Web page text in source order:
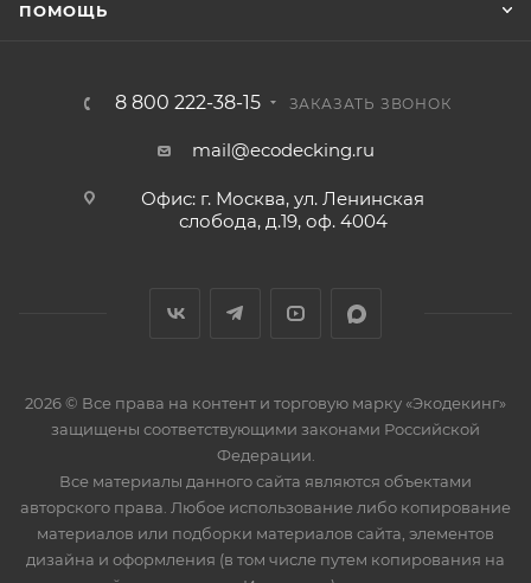
ПОМОЩЬ
8 800 222-38-15 ЗАКАЗАТЬ ЗВОНОК
mail@ecodecking.ru
Офис: г. Москва, ул. Ленинская
слобода, д.19, оф. 4004
2026 © Все права на контент и торговую марку «Экодекинг»
защищены соответствующими законами Российской
Федерации.
Все материалы данного сайта являются объектами
авторского права. Любое использование либо копирование
материалов или подборки материалов сайта, элементов
дизайна и оформления (в том числе путем копирования на